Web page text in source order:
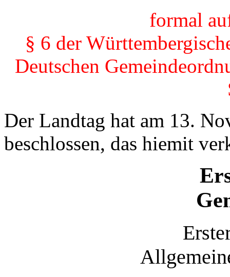
formal
§ 6 der
Deutschen
Der Landtag hat am 13.
beschlossen, das hiemit